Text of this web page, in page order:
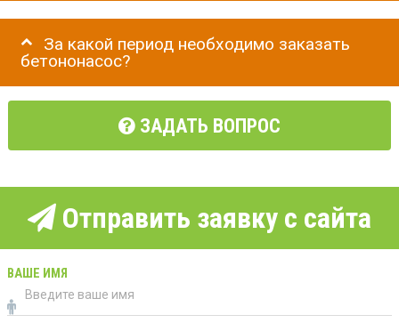
За какой период необходимо заказать
бетононасос?
ЗАДАТЬ ВОПРОС
Отправить заявку с сайта
ВАШЕ ИМЯ